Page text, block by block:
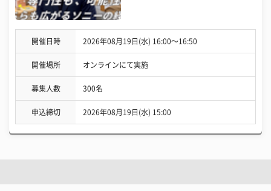
開催日時 2026年08月19日(水) 16:00〜16:50
開催場所 オンラインにて実施
募集人数 300名
申込締切 2026年08月19日(水) 15:00